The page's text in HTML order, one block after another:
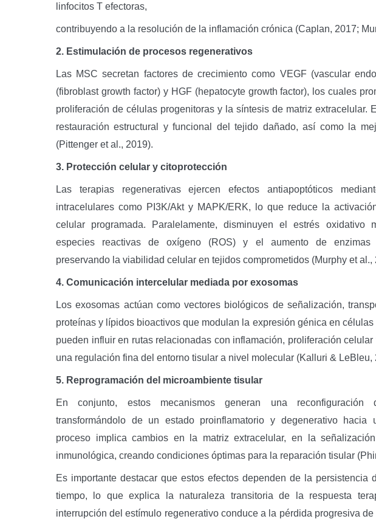
linfocitos T efectoras,
contribuyendo a la resolución de la inflamación crónica (Caplan, 2017;
2. Estimulación de procesos regenerativos
Las MSC secretan factores de crecimiento como VEGF (vascular
(fibroblast growth factor) y HGF (hepatocyte growth factor), los cuales
proliferación de células progenitoras y la síntesis de matriz extracelular.
restauración estructural y funcional del tejido dañado, así como la
(Pittenger et al., 2019).
3. Protección celular y citoprotección
Las terapias regenerativas ejercen efectos antiapoptóticos
intracelulares como PI3K/Akt y MAPK/ERK, lo que reduce la
celular programada. Paralelamente, disminuyen el estrés oxidativo
especies reactivas de oxígeno (ROS) y el aumento de enzimas
preservando la viabilidad celular en tejidos comprometidos (Murphy et al.,
4. Comunicación intercelular mediada por exosomas
Los exosomas actúan como vectores biológicos de señalización,
proteínas y lípidos bioactivos que modulan la expresión génica en
pueden influir en rutas relacionadas con inflamación, proliferación
una regulación fina del entorno tisular a nivel molecular (Kalluri & LeBleu,
5. Reprogramación del microambiente tisular
En conjunto, estos mecanismos generan una reconfiguración
transformándolo de un estado proinflamatorio y degenerativo hacia
proceso implica cambios en la matriz extracelular, en la
inmunológica, creando condiciones óptimas para la reparación tisular
Es importante destacar que estos efectos dependen de la persistencia
tiempo, lo que explica la naturaleza transitoria de la respuesta
interrupción del estímulo regenerativo conduce a la pérdida progresiva